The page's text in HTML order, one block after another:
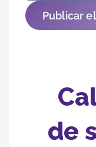
Publicar
de